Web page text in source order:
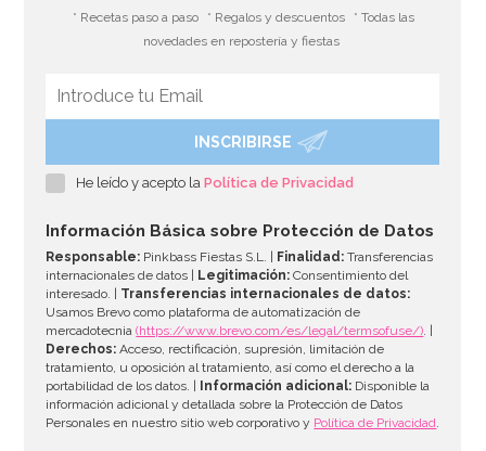
Moldes de Papel para Panettone de 900 gr 5 ud
AÑADIR
* Recetas paso a paso * Regalos y descuentos
* Todas las
novedades en repostería y fiestas
INSCRIBIRSE
He leído y acepto laPolítica de Privacidad
Información Básica sobre Protección de Datos
Responsable: Pinkbass Fiestas S.L. | Finalidad: Transferencias
internacionales de datos |
Legitimación: Consentimiento del
interesado. | Transferencias internacionales de datos:
Usamos Brevo como plataforma de automatización de
mercadotecnia(https://www.brevo.com/es/legal/termsofuse/). |
Derechos: Acceso, rectificación, supresión, limitación de
tratamiento, u oposición al tratamiento, así como el derecho a la
portabilidad de los datos. |
Información adicional: Disponible la
información adicional y detallada sobre la Protección de Datos
Personales en nuestro sitio web corporativo y Política de Privacidad.